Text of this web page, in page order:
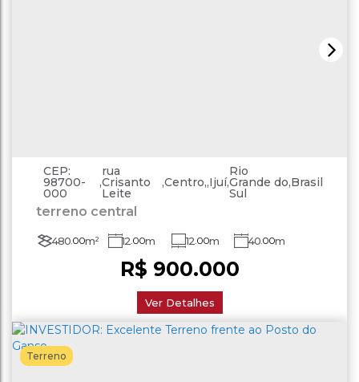
terreno central
R$ 900.000
CEP:
98700-
000
,
rua
Crisanto
Leite
,Centro ,Ijuí,
Rio
Grande do
Sul
,Brasil
480.00m² 12.00m 12 .00m 40.00m
Ver Detalhes
Terreno